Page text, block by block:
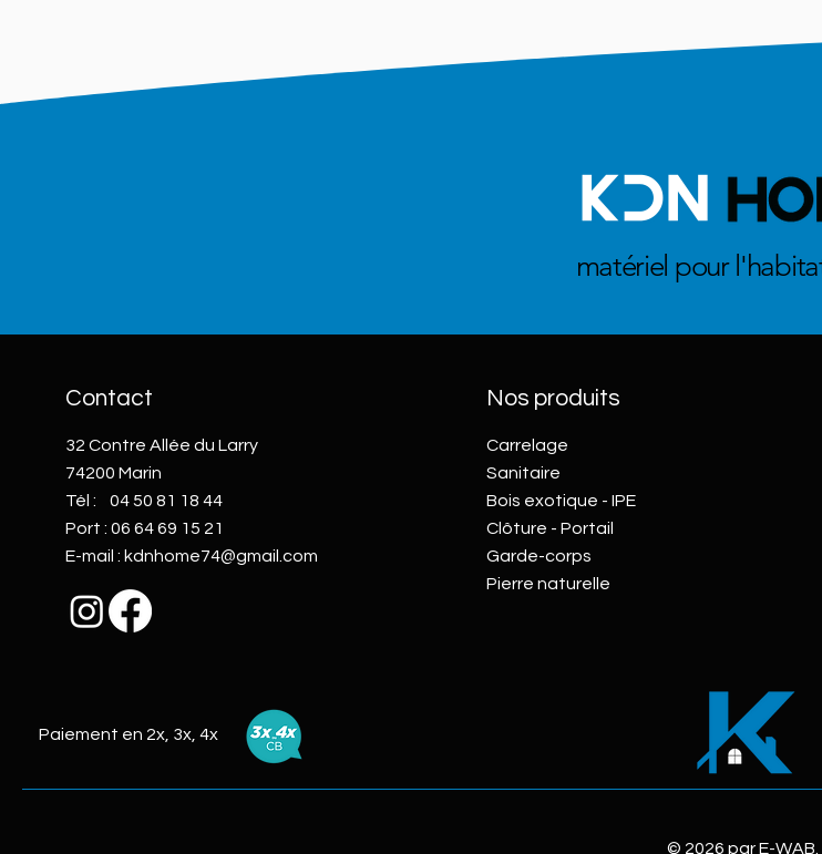
matériel pour
Contact
32 Contre Allée du Larry
74200 Marin
Tél : 04 50 81 18 44
Port : 06 64 69 15 21
E-mail : kdnhome74@gmail.com
Nos produits
Carrelage
Sanitaire
Bois exotique - IPE
Clôture - Portail
Garde-corps
Pierre naturelle
Paiement en 2x, 3x, 4x
© 2026 parE-WAB